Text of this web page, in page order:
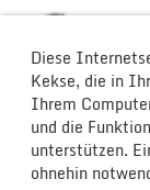
Diese
Kekse, die in
Ihrem
und die
unterstützen.
ohnehin